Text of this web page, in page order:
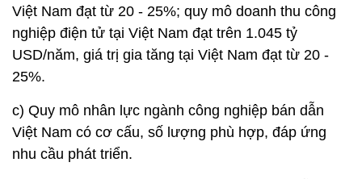
Việt Nam đạt từ 20 - 25%; quy mô doanh thu công
nghiệp điện tử tại Việt Nam đạt trên 1.045 tỷ
USD/năm, giá trị gia tăng tại Việt Nam đạt từ 20 -
25%.
c) Quy mô nhân lực ngành công nghiệp bán dẫn
Việt Nam có cơ cấu, số lượng phù hợp, đáp ứng
nhu cầu phát triển.